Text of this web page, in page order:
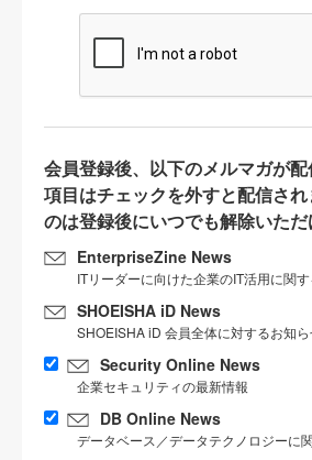
会員登録後、以下のメルマガが
項目はチェックを外すと配信さ
のは登録後にいつでも解除いただ
EnterpriseZine News
ITリーダーに向けた企業のIT活用に関
SHOEISHA iD News
SHOEISHA iD 会員全体に対するお知
Security Online News
企業セキュリティの最新情報
DB Online News
データベース／データテクノロジーに